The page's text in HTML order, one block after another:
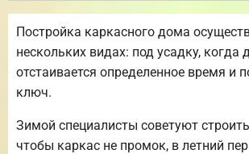
Постройка каркасного дома
нескольких видах: под усадку, когда
отстаивается определенное время и
ключ.
Зимой специалисты советуют
чтобы каркас не промок, в летний